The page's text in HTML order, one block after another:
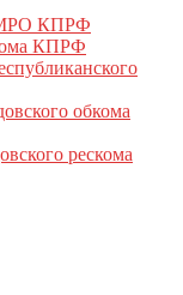
МРО КПРФ
КПРФ
обкома
рескома